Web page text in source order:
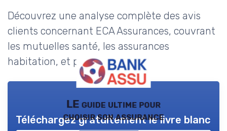
Découvrez une analyse complète des avis
clients concernant ECA Assurances, couvrant
les mutuelles santé, les assurances
habitation, et plus encore.
LE guide ultime pour
choisir son assurance
Téléchargez gratuitement le livre blanc